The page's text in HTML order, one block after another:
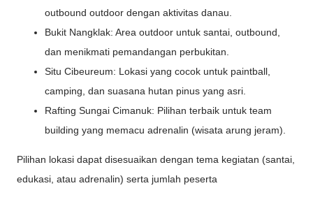
outbound outdoor dengan aktivitas danau.
Bukit Nangklak: Area outdoor untuk santai, outbound,
dan menikmati pemandangan perbukitan.
Situ Cibeureum: Lokasi yang cocok untuk paintball,
camping, dan suasana hutan pinus yang asri.
Rafting Sungai Cimanuk: Pilihan terbaik untuk team
building yang memacu adrenalin (wisata arung jeram).
Pilihan lokasi dapat disesuaikan dengan tema kegiatan (santai,
edukasi, atau adrenalin) serta jumlah peserta